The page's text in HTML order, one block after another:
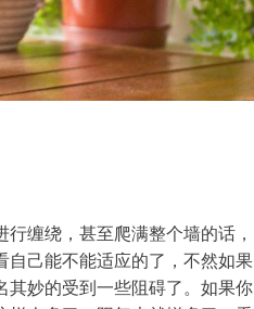
缠绕，甚至爬满整个墙的话，
自己能不能适应的了，不然如果
其妙的受到一些阻碍了。如果你